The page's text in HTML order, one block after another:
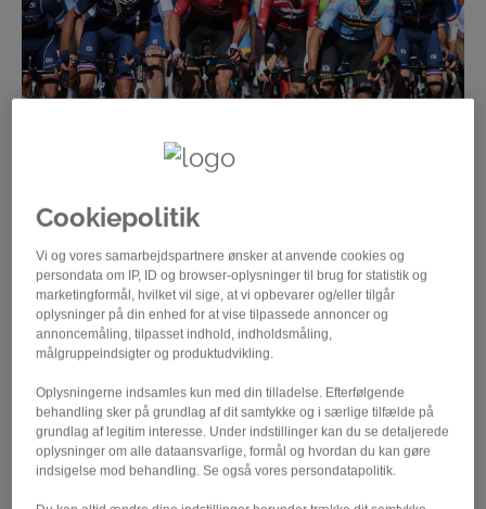
Foto: SWpix, VM 2022
Mikkel Norsgaard Bjerg er blevet udtaget
som den fjerde og sidste rytter til herrernes
landevejscykling ved OL i Paris. Han skal
hjælpe Mads Pedersen i linjeløbet og
levere et godt resultat på enkeltstarten.
Den fjerde og sidste cykelrytter til herrernes
landevejscykling ved OL er fundet. På baggrund af en
Cookiepolitik
Vi og vores samarbejdspartnere ønsker at anvende cookies og
persondata om IP, ID og browser-oplysninger til brug for statistik og
marketingformål, hvilket vil sige, at vi opbevarer og/eller tilgår
oplysninger på din enhed for at vise tilpassede annoncer og
annoncemåling, tilpasset indhold, indholdsmåling,
målgruppeindsigter og produktudvikling.
Oplysningerne indsamles kun med din tilladelse. Efterfølgende
behandling sker på grundlag af dit samtykke og i særlige tilfælde på
grundlag af legitim interesse. Under indstillinger kan du se detaljerede
oplysninger om alle dataansvarlige, formål og hvordan du kan gøre
indsigelse mod behandling. Se også vores persondatapolitik.